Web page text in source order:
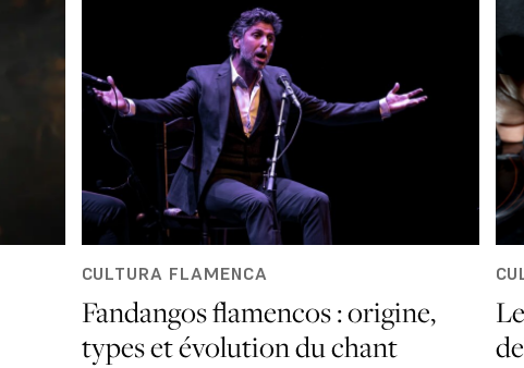
CULTURA FLAMENCA
Fandangos flamencos : origine,
types et évolution du chant